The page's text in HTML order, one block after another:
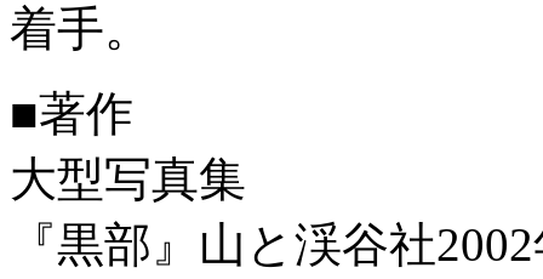
着手。
■著作
大型写真集
『黒部』山と渓谷社